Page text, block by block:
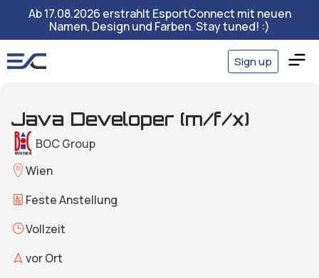
Ab 17.08.2026 erstrahlt EsportConnect mit neuen
Namen, Design und Farben. Stay tuned! :)
Sign up
Java Developer (m/f/x)
BOC Group
Wien
Feste Anstellung
Vollzeit
vor Ort